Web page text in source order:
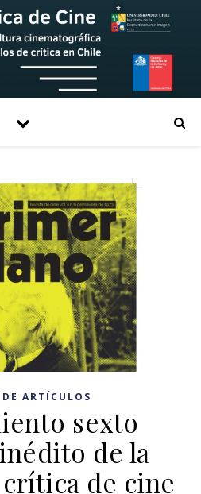
ARTÍCULOS
sexto
de la
de cine